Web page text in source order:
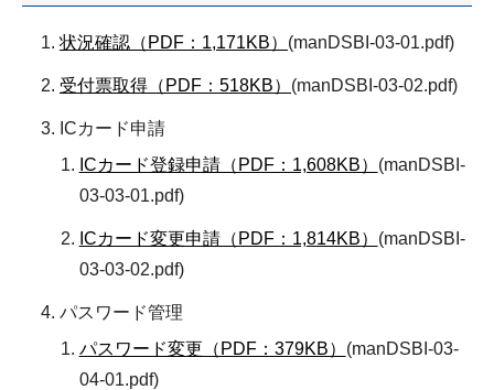
状況確認（PDF：1,171KB） (manDSBI-03-01.pdf)
受付票取得（PDF：518KB） (manDSBI-03-02.pdf)
ICカード申請
ICカード登録申請（PDF：1,608KB） (manDSBI-
03-03-01.pdf)
ICカード変更申請（PDF：1,814KB） (manDSBI-
03-03-02.pdf)
パスワード管理
パスワード変更（PDF：379KB） (manDSBI-03-
04-01.pdf)